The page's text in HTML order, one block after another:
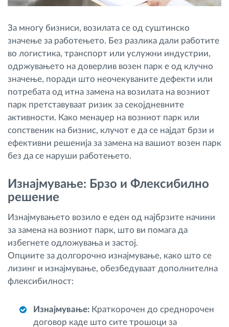
За многу бизниси, возилата се од суштинско
значење за работењето. Без разлика дали работите
во логистика, транспорт или услужни индустрии,
одржувањето на доверлив возен парк е од клучно
значење, поради што неочекуваните дефекти или
потребата од итна замена на возилата на возниот
парк претставуваат ризик за секојдневните
активности. Како менаџер на возниот парк или
сопственик на бизнис, клучот е да се најдат брзи и
ефективни решенија за замена на вашиот возен парк
без да се наруши работењето.
Изнајмување: Брзо и Флексибилно
решение
Изнајмувањето возило е еден од најбрзите начини
за замена на возниот парк, што ви помага да
избегнете одложувања и застој.
Опциите за долгорочно изнајмување, како што се
лизинг и изнајмување, обезбедуваат дополнителна
флексибилност:
Изнајмување: Краткорочен до среднорочен
договор каде што сите трошоци за